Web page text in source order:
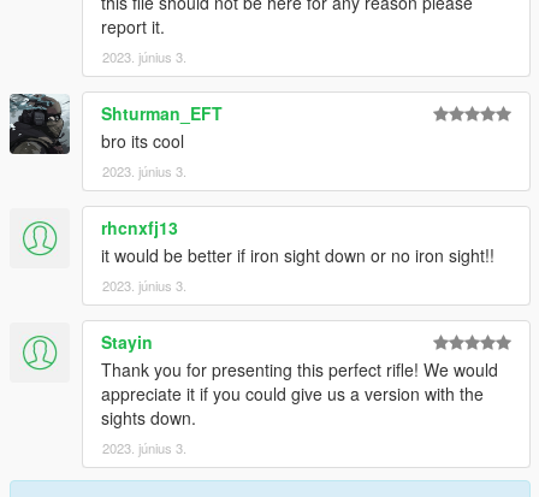
report it.
2023. június 3.
Shturman_EFT
bro its cool
2023. június 3.
rhcnxfj13
it would be better if iron sight down or no iron sight!!
2023. június 3.
Stayin
Thank you for presenting this perfect rifle! We would
appreciate it if you could give us a version with the
sights down.
2023. június 3.